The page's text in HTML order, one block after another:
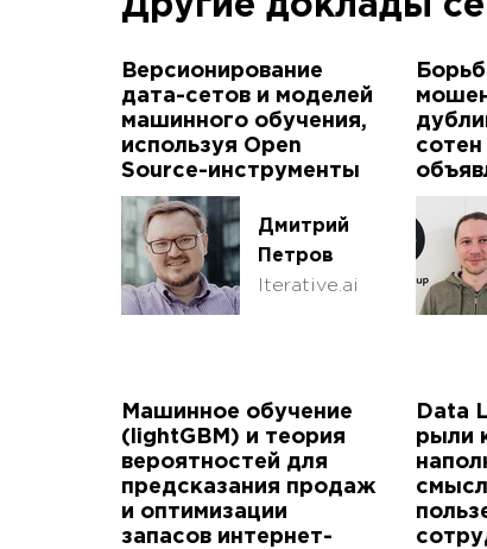
Другие доклады
Версионирование
дата-сетов и моделей
машинного обучения,
используя Open
Source-инструменты
Дмитрий
Петров
Iterative.ai
Машинное обучение
(lightGBM) и теория
вероятностей для
предсказания продаж
и оптимизации
запасов интернет-
Data
рыли